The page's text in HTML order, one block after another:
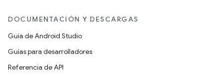
DOCUMENTACIÓN Y DESCARGAS
Guía de Android Studio
Guías para desarrolladores
Referencia de API